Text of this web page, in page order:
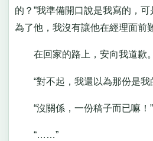
的？”我準備開口說是我寫的，可
為了他，我沒有讓他在經理面前
在回家的路上，安向我道歉。
“對不起，我還以為那份是我
“沒關係，一份稿子而已嘛！”
“……”